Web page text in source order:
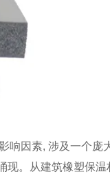
响因素, 涉及一个庞
现。从建筑橡塑保温